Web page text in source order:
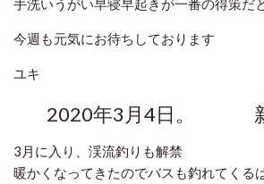
手洗いうがい早寝早起きが一番の得策だ
今週も元気にお待ちしております
ユキ
2020年3月4日。 新
3月に入り、渓流釣りも解禁
暖かくなってきたのでバスも釣れてくる